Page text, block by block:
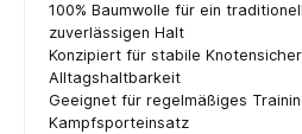
100% Baumwolle für ein
zuverlässigen Halt
Konzipiert für stabile
Alltagshaltbarkeit
Geeignet für regelmäßiges
Kampfsporteinsatz